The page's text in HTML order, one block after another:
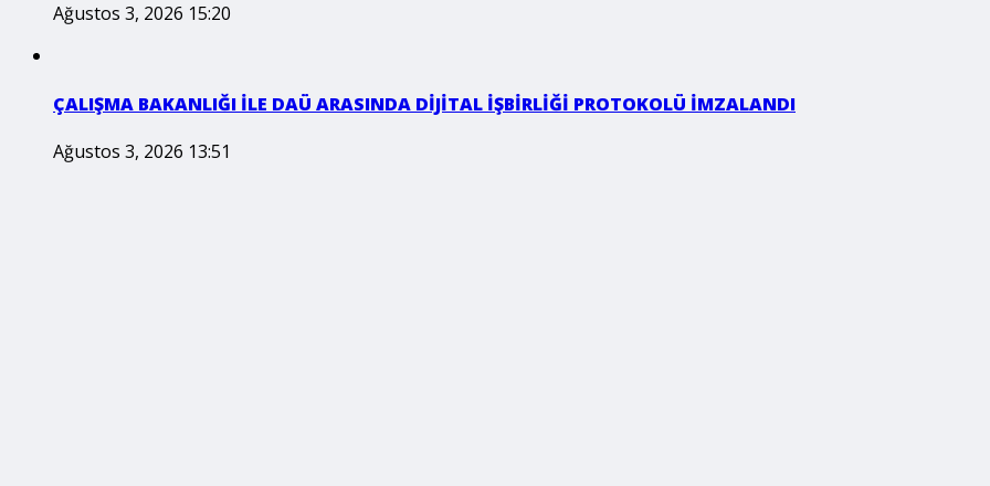
Ağustos 3, 2026 15:20
ÇALIŞMA BAKANLIĞI İLE DAÜ ARASINDA DİJİTAL İŞBİRLİĞİ PROTOKOLÜ İMZALANDI
Ağustos 3, 2026 13:51